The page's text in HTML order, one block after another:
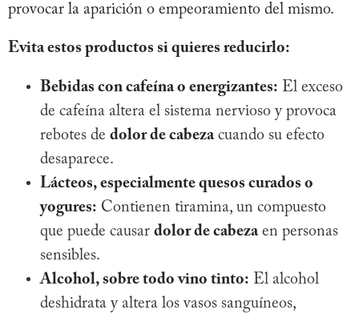
provocar la aparición o empeoramiento del mismo.
Evita estos productos si quieres reducirlo:
Bebidas con cafeína o energizantes: El exceso
de cafeína altera el sistema nervioso y provoca
rebotes de dolor de cabezacuando su efecto
desaparece.
Lácteos, especialmente quesos curados o
yogures: Contienen tiramina, un compuesto
que puede causar dolor de cabezaen personas
sensibles.
Alcohol, sobre todo vino tinto: El alcohol
deshidrata y altera los vasos sanguíneos,